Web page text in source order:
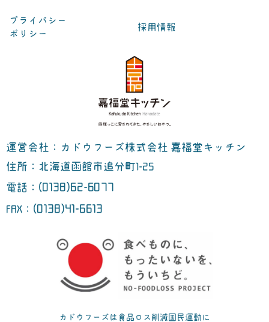
プライバシー
ポリシー
採用情報
運営会社：カドウフーズ株式会社 嘉福堂キッチン
住所：北海道函館市追分町1-25
電話： (0138)62-6077
FAX： (0138)41-6613
カドウフーズは食品ロス削減国民運動に